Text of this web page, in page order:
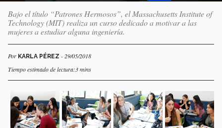
Bajo el título “Patrones Hermosos”, el Massachusetts Institute of
Technology (MIT) realiza un curso dedicado a motivar a las
mujeres a estudiar alguna ingeniería.
Por KARLA PÉREZ - 29/05/2018
Tiempo estimado de lectura:3 mins